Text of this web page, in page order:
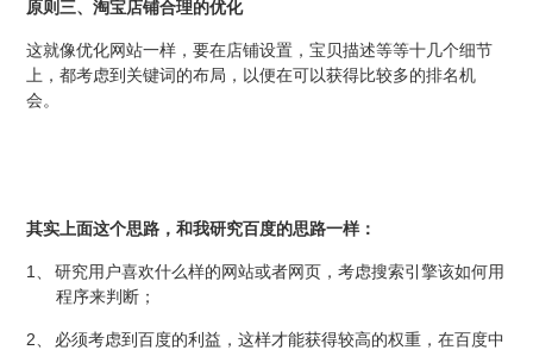
原则三、淘宝店铺合理的优化
这就像优化网站一样，要在店铺设置，宝贝描述等等十几个细节
上，都考虑到关键词的布局，以便在可以获得比较多的排名机
会。
其实上面这个思路，和我研究百度的思路一样：
1、
研究用户喜欢什么样的网站或者网页，考虑搜索引擎该如何用
程序来判断；
2、
必须考虑到百度的利益，这样才能获得较高的权重，在百度中